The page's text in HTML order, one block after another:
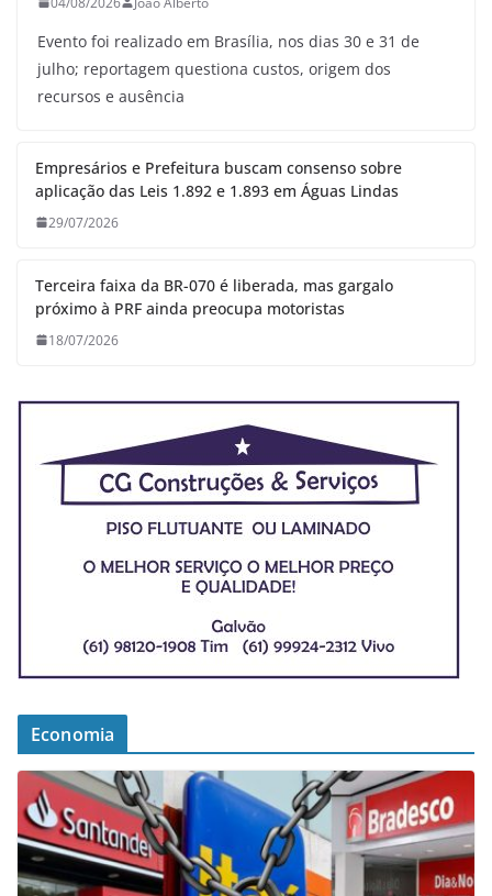
Evento foi realizado em Brasília, nos dias 30 e 31 de
julho; reportagem questiona custos, origem dos
recursos e ausência
Empresários e Prefeitura buscam consenso sobre
aplicação das Leis 1.892 e 1.893 em Águas Lindas
29/07/2026
Terceira faixa da BR-070 é liberada, mas gargalo
próximo à PRF ainda preocupa motoristas
18/07/2026
Economia